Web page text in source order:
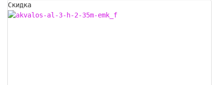
Скидка